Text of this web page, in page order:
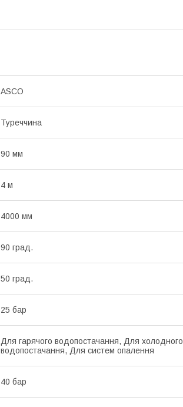
ASCO
Туреччина
90 мм
4 м
4000 мм
90 град.
50 град.
25 бар
Для гарячого водопостачання, Для холодного
водопостачання, Для систем опалення
40 бар